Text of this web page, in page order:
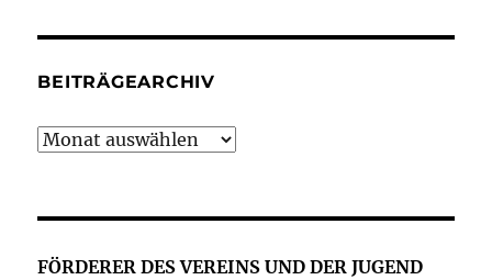
BEITRÄGEARCHIV
Beiträgearchiv
FÖRDERER DES VEREINS UND DER JUGEND